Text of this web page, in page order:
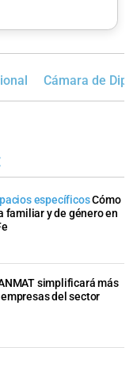
Cámara de
específicosCómo
familiar y de género en
simplificará más
del sector